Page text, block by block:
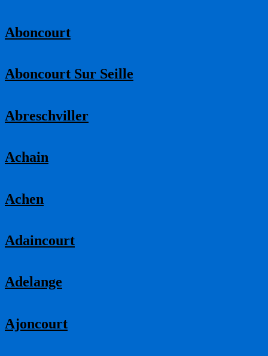
Aboncourt
Aboncourt Sur Seille
Abreschviller
Achain
Achen
Adaincourt
Adelange
Ajoncourt